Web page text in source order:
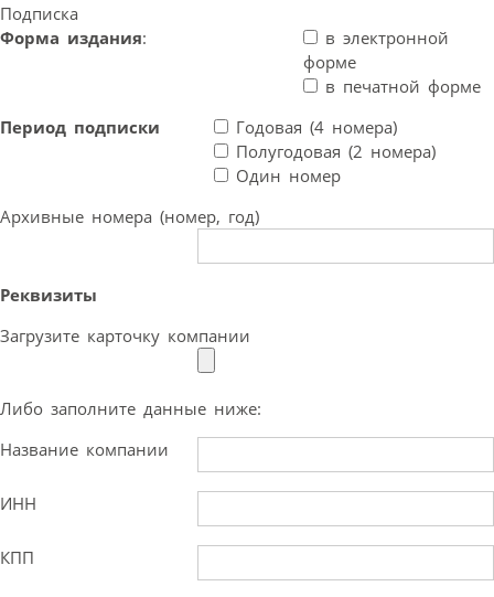
Подписка
Форма издания:
в электронной
форме
в печатной форме
Период подписки
Годовая (4 номера)
Полугодовая (2 номера)
Один номер
Архивные номера (номер, год)
Реквизиты
Загрузите карточку компании
Либо заполните данные ниже:
Название компании
ИНН
КПП